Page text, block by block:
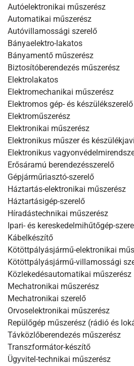
Autóelektronikai műszerész
Automatikai műszerész
Autóvillamossági szerelő
Bányaelektro-lakatos
Bányamentő műszerész
Biztosítóberendezés műszerész
Elektrolakatos
Elektromechanikai műszerész
Elektromos gép- és készülékszerelő
Elektroműszerész
Elektronikai műszerész
Elektronikus műszer és
Elektronikus
Erősáramú berendezésszerelő
Gépjárműriasztó-szerelő
Háztartás-elektronikai műszerész
Háztartásigép-szerelő
Híradástechnikai műszerész
Ipari- és kereskedelmihűtőgép-
Kábelkészítő
Kötöttpályásjármű-elektronikai
Kötöttpályásjármű-villamossági
Közlekedésautomatikai műszerész
Mechatronikai műszerész
Mechatronikai szerelő
Orvoselektronikai műszerész
Repülőgép műszerész (rádió és
Távközlőberendezés műszerész
Transzformátor-készítő
Ügyvitel-technikai műszerész